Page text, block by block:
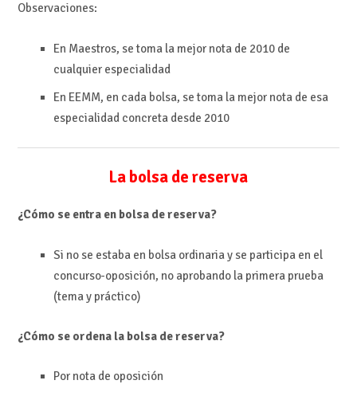
Observaciones:
En Maestros, se toma la mejor nota de 2010 de
cualquier especialidad
En EEMM, en cada bolsa, se toma la mejor nota de esa
especialidad concreta desde 2010
La bolsa de reserva
¿Cómo se entra en bolsa de reserva?
Si no se estaba en bolsa ordinaria y se participa en el
concurso-oposición, no aprobando la primera prueba
(tema y práctico)
¿Cómo se ordena la bolsa de reserva?
Por nota de oposición